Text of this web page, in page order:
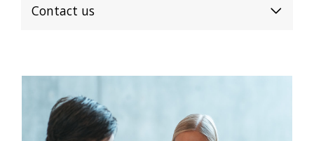
Contact us